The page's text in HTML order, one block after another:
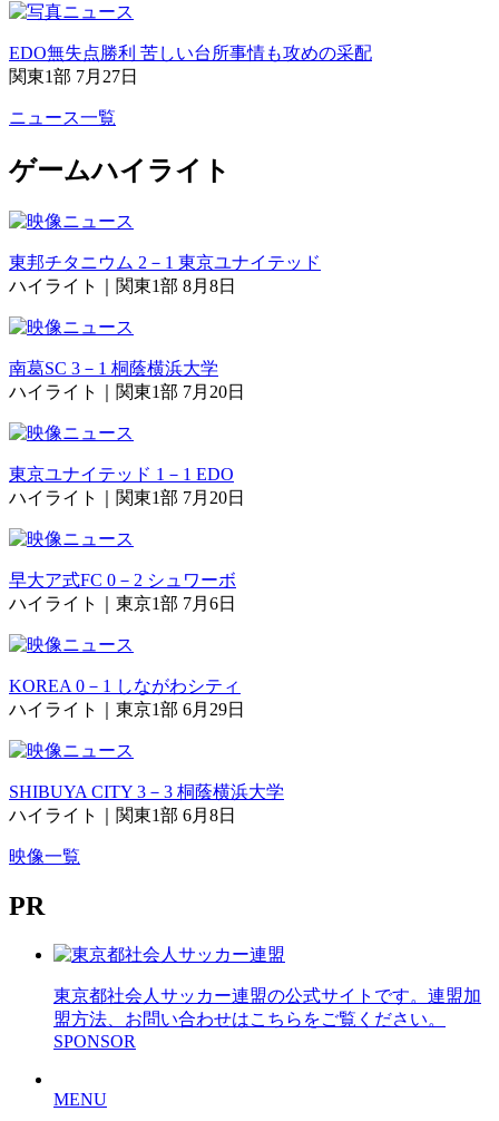
EDO無失点勝利 苦しい台所事情も攻めの采配
関東1部 7月27日
ニュース一覧
ゲームハイライト
東邦チタニウム 2－1 東京ユナイテッド
ハイライト｜関東1部 8月8日
南葛SC 3－1 桐蔭横浜大学
ハイライト｜関東1部 7月20日
東京ユナイテッド 1－1 EDO
ハイライト｜関東1部 7月20日
早大ア式FC 0－2 シュワーボ
ハイライト｜東京1部 7月6日
KOREA 0－1 しながわシティ
ハイライト｜東京1部 6月29日
SHIBUYA CITY 3－3 桐蔭横浜大学
ハイライト｜関東1部 6月8日
映像一覧
PR
東京都社会人サッカー連盟の公式サイトです。連盟加
盟方法、お問い合わせはこちらをご覧ください。
SPONSOR
MENU